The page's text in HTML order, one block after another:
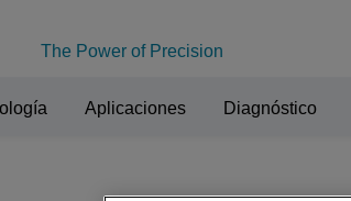
The Power of Precision
Aplicaciones Diagnóstico